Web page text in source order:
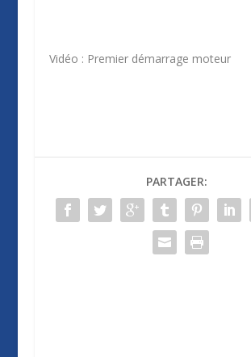
Vidéo : Premier démarrage moteur
PARTAGER: